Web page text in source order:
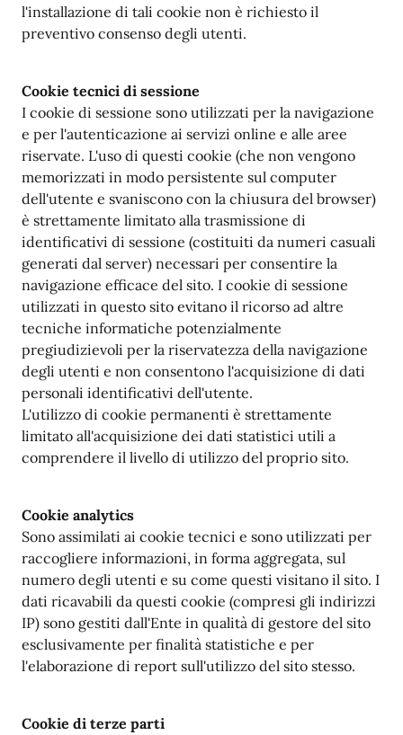
l'installazione di tali cookie non è richiesto il
preventivo consenso degli utenti.
Cookie tecnici di sessione
I cookie di sessione sono utilizzati per la navigazione
e per l'autenticazione ai servizi online e alle aree
riservate. L'uso di questi cookie (che non vengono
memorizzati in modo persistente sul computer
dell'utente e svaniscono con la chiusura del browser)
è strettamente limitato alla trasmissione di
identificativi di sessione (costituiti da numeri casuali
generati dal server) necessari per consentire la
navigazione efficace del sito. I cookie di sessione
utilizzati in questo sito evitano il ricorso ad altre
tecniche informatiche potenzialmente
pregiudizievoli per la riservatezza della navigazione
degli utenti e non consentono l'acquisizione di dati
personali identificativi dell'utente.
L'utilizzo di cookie permanenti è strettamente
limitato all'acquisizione dei dati statistici utili a
comprendere il livello di utilizzo del proprio sito.
Cookie analytics
Sono assimilati ai cookie tecnici e sono utilizzati per
raccogliere informazioni, in forma aggregata, sul
numero degli utenti e su come questi visitano il sito. I
dati ricavabili da questi cookie (compresi gli indirizzi
IP) sono gestiti dall'Ente in qualità di gestore del sito
esclusivamente per finalità statistiche e per
l'elaborazione di report sull'utilizzo del sito stesso.
Cookie di terze parti